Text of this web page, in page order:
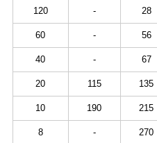
120 - 28
60 - 56
40 - 67
20 115 135
10 190 215
8 - 270